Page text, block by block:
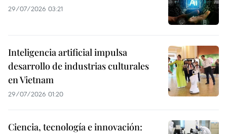
29/07/2026 03:21
Inteligencia artificial impulsa
desarrollo de industrias culturales
en Vietnam
29/07/2026 01:20
Ciencia, tecnología e innovación: